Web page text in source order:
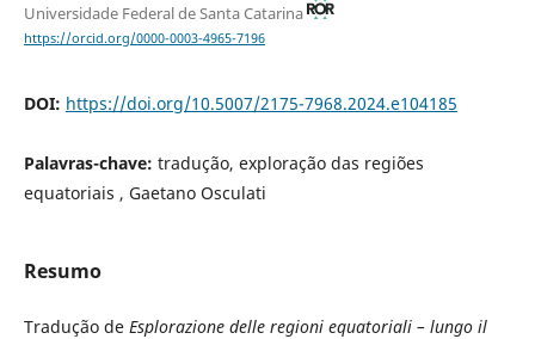
Universidade Federal de Santa Catarina
https://orcid.org/0000-0003-4965-7196
DOI: https://doi.org/10.5007/2175-7968.2024.e104185
Palavras-chave: tradução, exploração das regiões
equatoriais , Gaetano Osculati
Resumo
Tradução de Esplorazione delle regioni equatoriali – lungo il